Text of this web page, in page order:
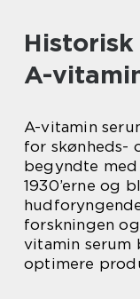
A-
A-vitamin
for skønheds-
begyndte
1930’erne og
forskningen
vitamin
optimere